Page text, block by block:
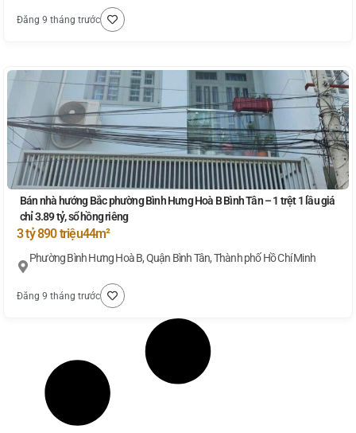
Đăng 9 tháng trước
Bán nhà hướng Bắc phường Bình Hưng Hoà B Bình Tân – 1 trệt 1 lầu giá
chỉ 3.89 tỷ, sổ hồng riêng
3 tỷ 890 triệu44m²
Phường Bình Hưng Hoà B, Quận Bình Tân, Thành phố Hồ Chí Minh
Đăng 9 tháng trước